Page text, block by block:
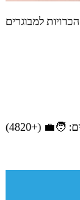
הכרויות למבוגרים
(+4820)